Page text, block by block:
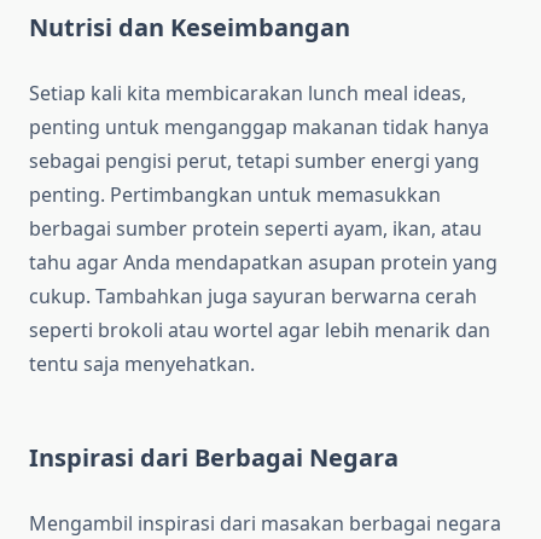
Nutrisi dan Keseimbangan
Setiap kali kita membicarakan lunch meal ideas,
penting untuk menganggap makanan tidak hanya
sebagai pengisi perut, tetapi sumber energi yang
penting. Pertimbangkan untuk memasukkan
berbagai sumber protein seperti ayam, ikan, atau
tahu agar Anda mendapatkan asupan protein yang
cukup. Tambahkan juga sayuran berwarna cerah
seperti brokoli atau wortel agar lebih menarik dan
tentu saja menyehatkan.
Inspirasi dari Berbagai Negara
Mengambil inspirasi dari masakan berbagai negara